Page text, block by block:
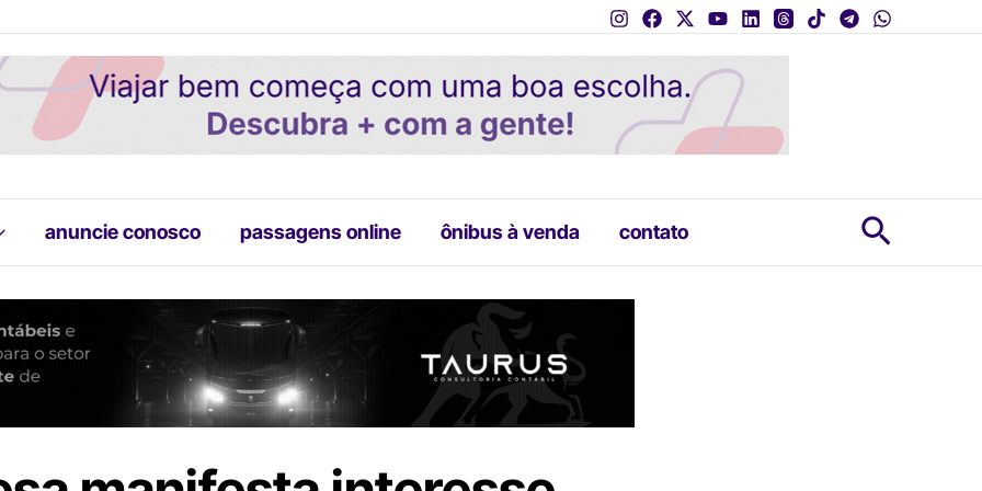
anuncie conosco passagens online ônibus à venda contato